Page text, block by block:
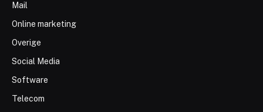
Mail
Online marketing
Overige
Social Media
Software
Telecom